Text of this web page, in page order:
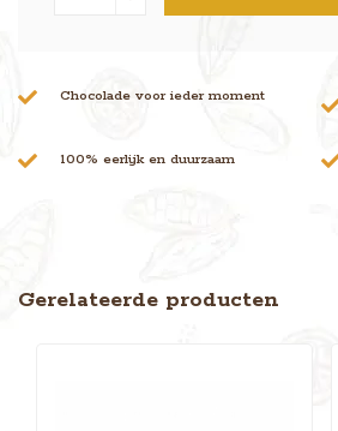
Chocolade voor ieder moment
100% eerlijk en duurzaam
Gerelateerde producten